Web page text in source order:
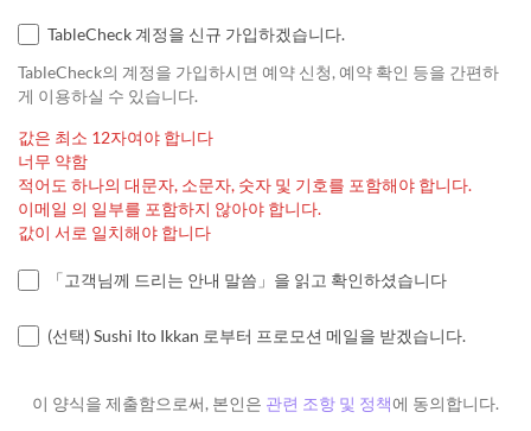
TableCheck 계정을 신규 가입하겠습니다.
TableCheck의 계정을 가입하시면 예약 신청, 예약 확인 등을 간편하
게 이용하실 수 있습니다.
값은 최소 12자여야 합니다
너무 약함
적어도 하나의 대문자, 소문자, 숫자 및 기호를 포함해야 합니다.
이메일 의 일부를 포함하지 않아야 합니다.
값이 서로 일치해야 합니다
「고객님께 드리는 안내 말씀」을 읽고 확인하셨습니다
(선택) Sushi Ito Ikkan 로부터 프로모션 메일을 받겠습니다.
이 양식을 제출함으로써, 본인은 관련 조항 및 정책에 동의합니다.